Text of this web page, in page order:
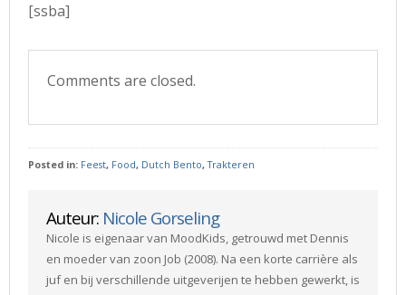
[ssba]
Comments are closed.
Posted in: Feest, Food, Dutch Bento,Trakteren
Auteur: Nicole Gorseling
Nicole is eigenaar van MoodKids, getrouwd met Dennis
en moeder van zoon Job (2008). Na een korte carrière als
juf en bij verschillende uitgeverijen te hebben gewerkt, is